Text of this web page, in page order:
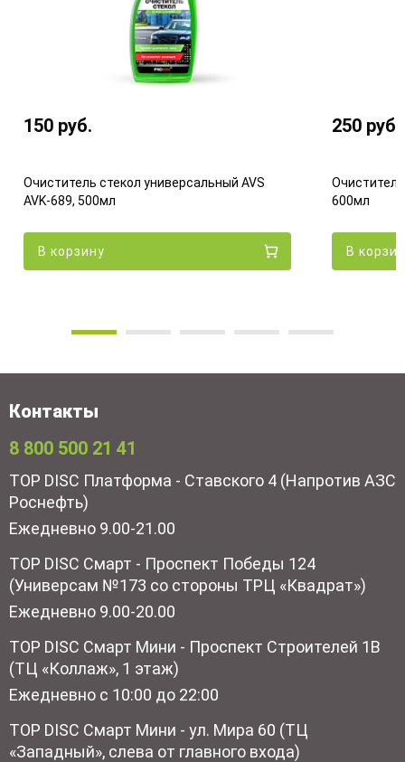
150 руб.
Очиститель стекол универсальный AVS
AVK-689, 500мл
В корзину
250 руб.
Очиститель
600мл
В
Контакты
8 800 500 21 41
TOP DISC Платформа - Ставского 4 (Напротив АЗС
Роснефть)
Ежедневно 9.00-21.00
TOP DISC Смарт - Проспект Победы 124
(Универсам №173 со стороны ТРЦ «Квадрат»)
Ежедневно 9.00-20.00
TOP DISC Смарт Мини - Проспект Строителей 1В
(ТЦ «Коллаж», 1 этаж)
Ежедневно с 10:00 до 22:00
TOP DISC Смарт Мини - ул. Мира 60 (ТЦ
«Западный», слева от главного входа)